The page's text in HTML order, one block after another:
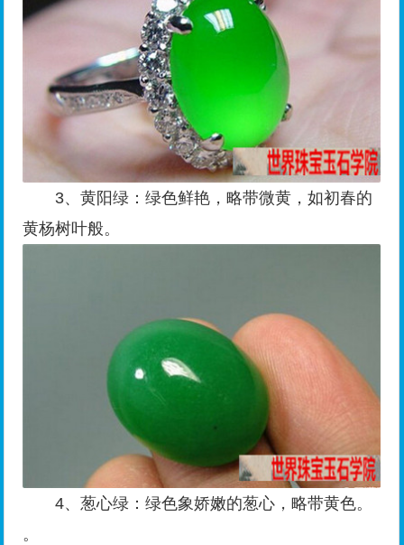
3、黄阳绿：绿色鲜艳，略带微黄，如初春的
黄杨树叶般。
4、葱心绿：绿色象娇嫩的葱心，略带黄色。
。